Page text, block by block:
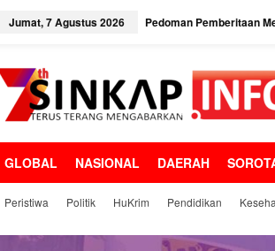
Jumat, 7 Agustus 2026 Pedoman Pemberitaan
GLOBAL NASIONAL DAERAH
Peristiwa Politik HuKrim Pendidikan